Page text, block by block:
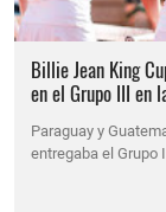
Billie Jean King
en el Grupo III en
Paraguay y
entregaba el Grupo